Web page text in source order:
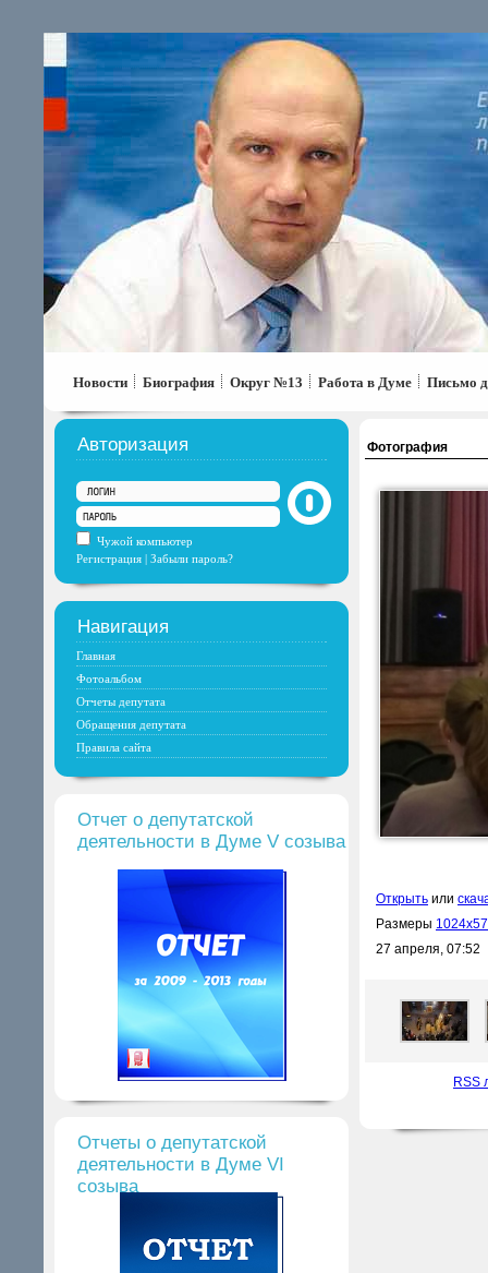
Новости Биография Округ №13 Работа в Думе Письмо
Фотография
Открыть или
Размеры
27 апреля, 07:52
RSS
Авторизация
Чужой компьютер
Регистрация | Забыли пароль?
Навигация
Главная
Фотоальбом
Отчеты депутата
Обращения депутата
Правила сайта
Отчет о депутатской
деятельности в Думе V созыва
Отчеты о депутатской
деятельности в Думе VI
созыва